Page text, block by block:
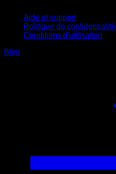
Aide et support
Politique de confidentialité
Conditions d'utilisation
Blog